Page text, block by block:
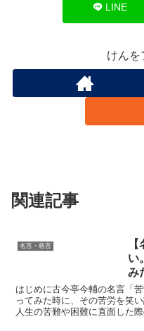
LINE
けんを
関連記事
名言・格言
い
み
き
今
訓
はじめに古今亭今輔の名言「
ってみた時に、その苦労を笑
人生の苦難や困難に直面した